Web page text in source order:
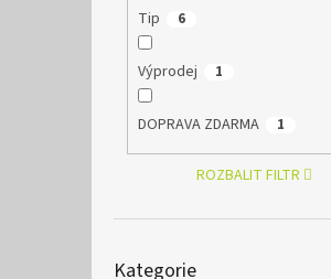
Tip 6
Výprodej 1
DOPRAVA ZDARMA 1
ROZBALIT FILTR
kategorie
Kategorie